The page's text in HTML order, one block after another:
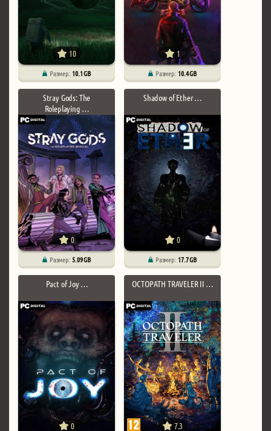
10
Размер: 10.1 GB
1
Размер: 10.4 GB
Stray Gods: The
Roleplaying …
0
Размер:5.09 GB
Shadow of Ether …
0
Размер: 17.7 GB
Pact of Joy …
0
OCTOPATH TRAVELER II …
7.3